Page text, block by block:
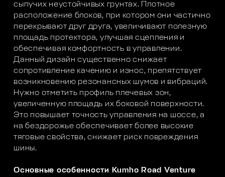
сыпучих неустойчивых грунтах. Плотное
расположение блоков, при котором они частично
перекрывают друг друга, увеличивают полезную
площадь протектора, улучшая сцепления и
обеспечивая комфортность в управлении.
Данный дизайн существенно снижает
сопротивление качению и износ, препятствует
возникновению резонансных шумов и вибраций.
Нужно отметить профиль плечевых зон,
увеличенную площадь их боковой поверхности.
Это повышает точность управления на шоссе, а
на бездорожье обеспечивает более высокие
тяговые свойства, снижает риск повреждения
шины.
Основные особенности Kumho Road Venture